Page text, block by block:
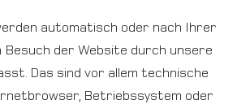
automatisch oder nach Ihrer
Besuch der Website durch unsere
Das sind vor allem technische
Betriebssystem oder